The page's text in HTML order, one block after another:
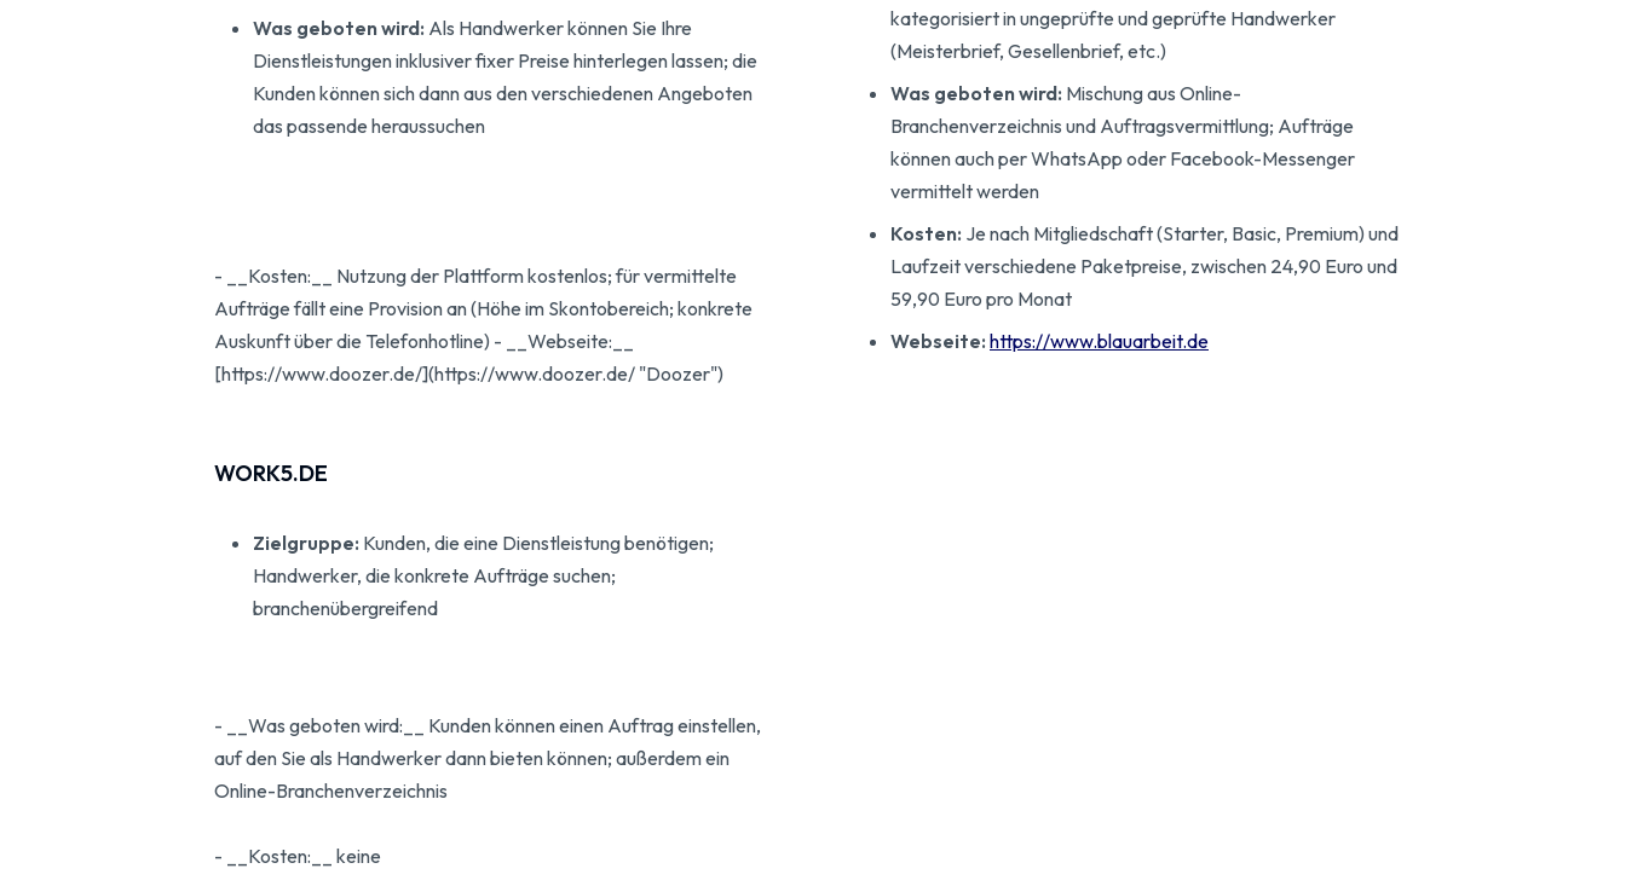
Was geboten wird: Als Handwerker können Sie Ihre
Dienstleistungen inklusiver fixer Preise hinterlegen lassen; die
Kunden können sich dann aus den verschiedenen Angeboten
das passende heraussuchen
- __Kosten:__ Nutzung der Plattform kostenlos; für vermittelte
Aufträge fällt eine Provision an (Höhe im Skontobereich; konkrete
Auskunft über die Telefonhotline) - __Webseite:__
[https://www.doozer.de/](https://www.doozer.de/ "Doozer")
kategorisiert in ungeprüfte und geprüfte Handwerker
(Meisterbrief, Gesellenbrief, etc.)
Was geboten wird: Mischung aus Online-
Branchenverzeichnis und Auftragsvermittlung; Aufträge
können auch per WhatsApp oder Facebook-Messenger
vermittelt werden
Kosten: Je nach Mitgliedschaft (Starter, Basic, Premium) und
Laufzeit verschiedene Paketpreise, zwischen 24,90 Euro und
59,90 Euro pro Monat
Webseite: https://www.blauarbeit.de
WORK5.DE
Zielgruppe: Kunden, die eine Dienstleistung benötigen;
Handwerker, die konkrete Aufträge suchen;
branchenübergreifend
- __Was geboten wird:__ Kunden können einen Auftrag einstellen,
auf den Sie als Handwerker dann bieten können; außerdem ein
Online-Branchenverzeichnis
- __Kosten:__ keine